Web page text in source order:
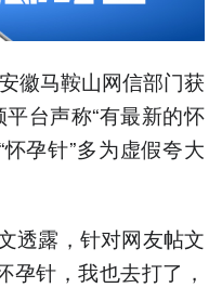
徽马鞍山网信部门获
台声称“有最新的怀
孕针”多为虚假夸大
透露，针对网友帖文
孕针，我也去打了，